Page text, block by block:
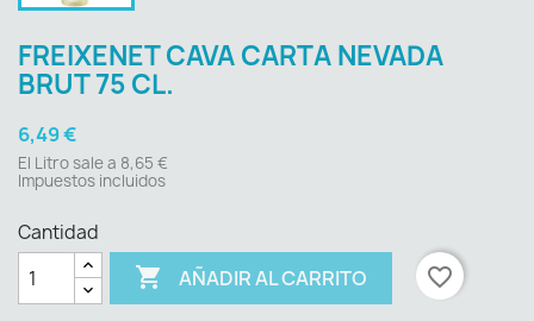
FREIXENET CAVA CARTA NEVADA
BRUT 75 CL.
6,49 €
El Litro sale a 8,65 €
Impuestos incluidos
Cantidad
 AÑADIR AL CARRITO favorite_border